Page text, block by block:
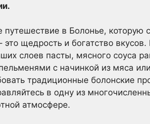
в Болонье, которую
щедрость и богатство
слоев пасты, мясного соуса
с начинкой из мяса
традиционные болонские
в одну из
атмосфере.